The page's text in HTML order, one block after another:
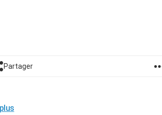
Partager